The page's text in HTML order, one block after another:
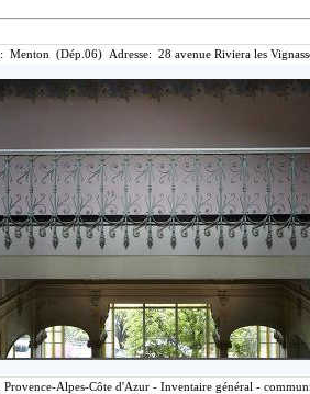
Menton (Dép.06) Adresse: 28 avenue Riviera les
Provence-Alpes-Côte d'Azur - Inventaire général -